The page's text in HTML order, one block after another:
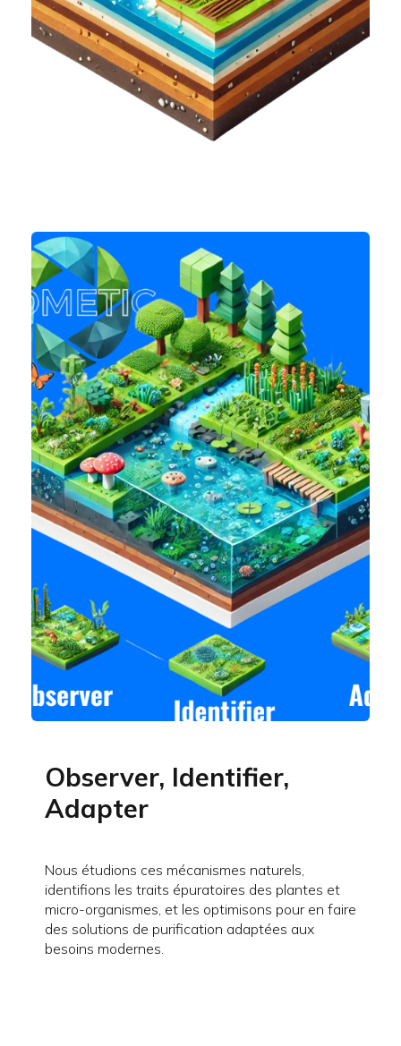
Observer, Identifier,
Adapter
Nous étudions ces mécanismes naturels,
identifions les traits épuratoires des plantes et
micro-organismes, et les optimisons pour en faire
des solutions de purification adaptées aux
besoins modernes.